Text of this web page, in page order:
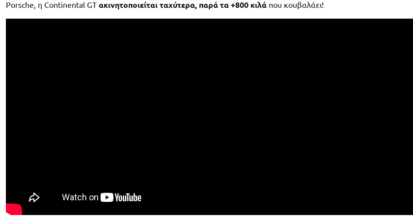
Porsche, η Continental GT ακινητοποιείται ταχύτερα, παρά τα +800 κιλά που κουβαλάει!